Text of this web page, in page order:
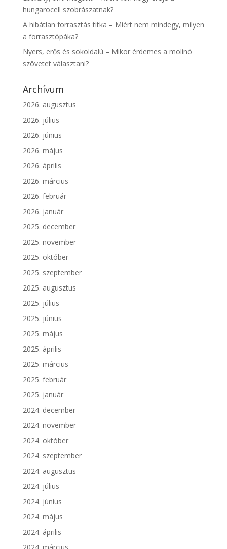
hungarocell szobrászatnak?
A hibátlan forrasztás titka – Miért nem mindegy, milyen
a forrasztópáka?
Nyers, erős és sokoldalú – Mikor érdemes a molinó
szövetet választani?
Archívum
2026. augusztus
2026. július
2026. június
2026. május
2026. április
2026. március
2026. február
2026. január
2025. december
2025. november
2025. október
2025. szeptember
2025. augusztus
2025. július
2025. június
2025. május
2025. április
2025. március
2025. február
2025. január
2024. december
2024. november
2024. október
2024. szeptember
2024. augusztus
2024. július
2024. június
2024. május
2024. április